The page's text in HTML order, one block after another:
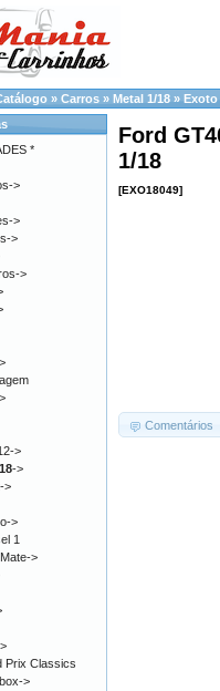
» Carros » Metal 1/18 » Exoto
Ford
1/18
[EXO18049]
Comentários
*
>
>
>
>
>
->
>
>
1
>
Prix Classics
>